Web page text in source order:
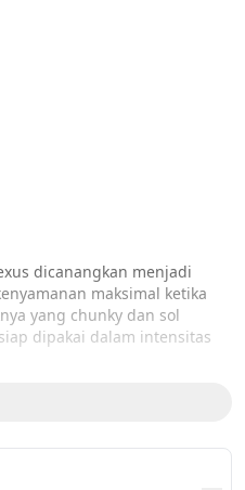
dicanangkan menjadi
maksimal ketika
yang chunky dan sol
dipakai dalam intensitas
hari, kami pastikan sepatu ini